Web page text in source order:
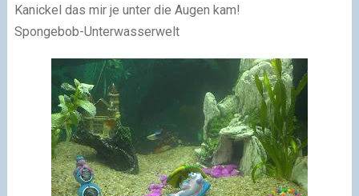
Kanickel das mir je unter die Augen kam!
Spongebob-Unterwasserwelt